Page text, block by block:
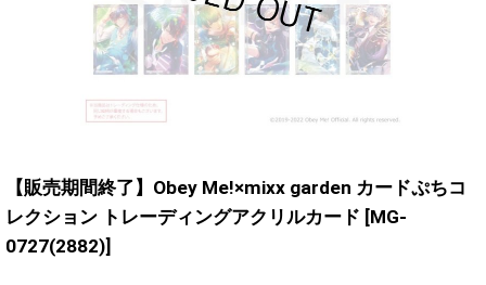
【販売期間終了】Obey Me!×mixx garden カードぷちコ
レクション トレーディングアクリルカード [MG-
0727(2882)]